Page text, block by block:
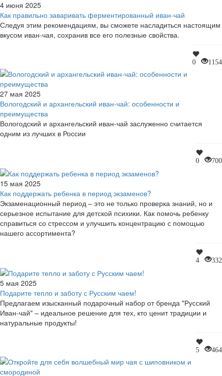
4 июня 2025
Как правильно заваривать ферментированный иван-чай
Следуя этим рекомендациям, вы сможете насладиться настоящим
вкусом иван-чая, сохранив все его полезные свойства.
0 1154
27 мая 2025
Вологодский и архангельский иван-чай: особенности и
преимущества
Вологодский и архангельский иван-чай заслуженно считается
одним из лучших в России
0 700
15 мая 2025
Как поддержать ребенка в период экзаменов?
Экзаменационный период – это не только проверка знаний, но и
серьезное испытание для детской психики. Как помочь ребенку
справиться со стрессом и улучшить концентрацию с помощью
нашего ассортимента?
4 332
5 мая 2025
Подарите тепло и заботу с Русским чаем!
Предлагаем изысканный подарочный набор от бренда "Русский
Иван-чай" – идеальное решение для тех, кто ценит традиции и
натуральные продукты!
5 464